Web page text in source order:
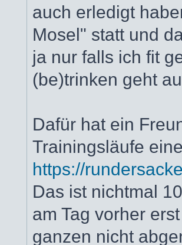
auch erledigt
Mosel" statt und
ja nur falls ich fit
(be)trinken geht
Dafür hat ein
Trainingsläufe
https://
Das ist nichtmal
am Tag vorher
ganzen nicht